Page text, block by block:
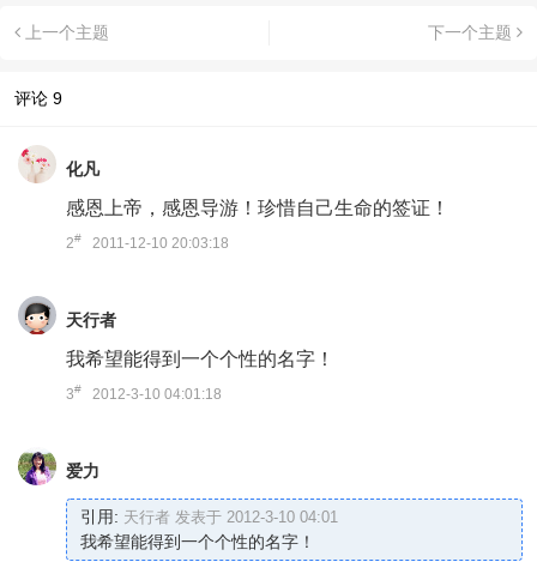
上一个主题 下一个主题
评论 9
化凡
感恩上帝，感恩导游！珍惜自己生命的签证！
2# 2011-12-10 20:03:18
天行者
我希望能得到一个个性的名字！
3# 2012-3-10 04:01:18
爱力
引用: 天行者 发表于 2012-3-10 04:01
我希望能得到一个个性的名字！